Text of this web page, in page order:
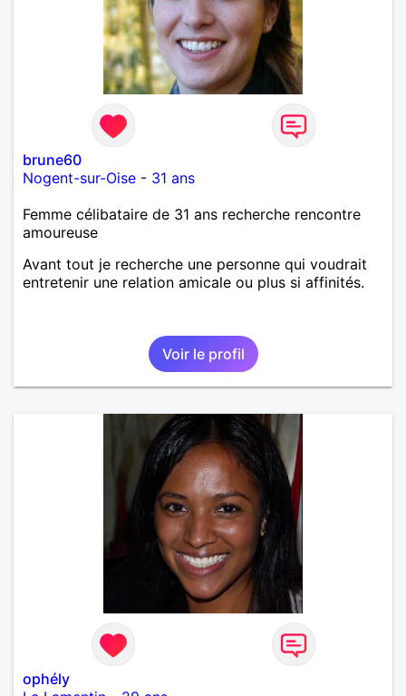
brune60
Nogent-sur-Oise - 31 ans
Femme célibataire de 31 ans recherche rencontre
amoureuse
Avant tout je recherche une personne qui voudrait
entretenir une relation amicale ou plus si affinités.
Voir le profil
ophély